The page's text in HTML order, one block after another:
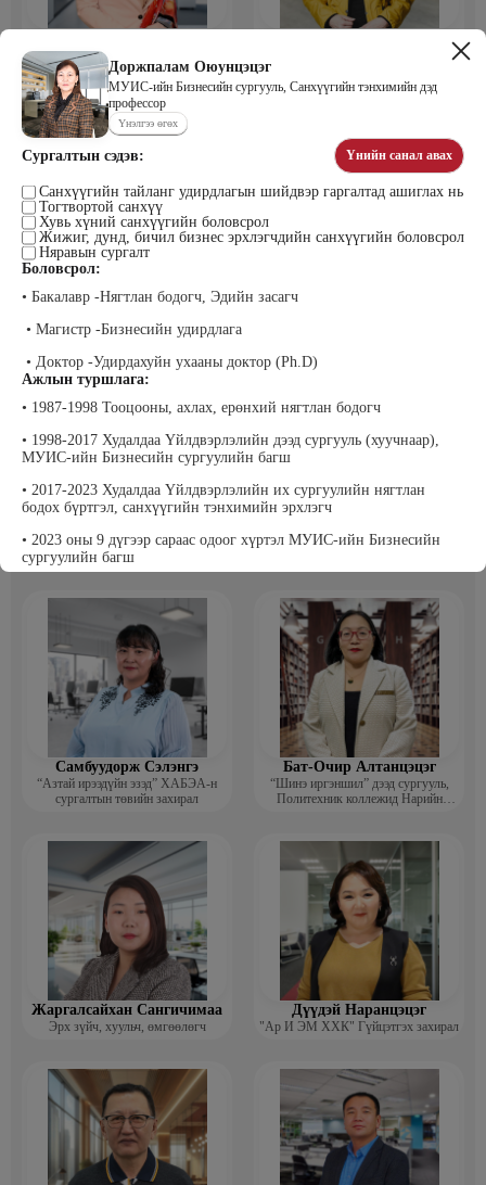
Доржпалам Оюунцэцэг
МУИС-ийн Бизнесийн сургууль, Санхүүгийн тэнхимийн дэд
профессор
Үнэлгээ өгөх
Сургалтын сэдэв: Үнийн санал авах
Санхүүгийн тайланг удирдлагын шийдвэр гаргалтад ашиглах нь
Тогтвортой санхүү
Хувь хүний санхүүгийн боловсрол
Жижиг, дунд, бичил бизнес эрхлэгчдийн санхүүгийн боловсрол
Няравын сургалт
Боловсрол:
• Бакалавр -Нягтлан бодогч, Эдийн засагч
• Магистр -Бизнесийн удирдлага
• Доктор -Удирдахуйн ухааны доктор (Ph.D)
Ажлын туршлага:
• 1987-1998 Тооцооны, ахлах, ерөнхий нягтлан бодогч
• 1998-2017 Худалдаа Үйлдвэрлэлийн дээд сургууль (хуучнаар),
МУИС-ийн Бизнесийн сургуулийн багш
• 2017-2023 Худалдаа Үйлдвэрлэлийн их сургуулийн нягтлан
бодох бүртгэл, санхүүгийн тэнхимийн эрхлэгч
• 2023 оны 9 дүгээр сараас одоог хүртэл МУИС-ийн Бизнесийн
сургуулийн багш
Удирдахуйн ухаан менежментийн
академийн захирал
Мөнгөнрейс Пүрэвдорж
Программист, График дизайнер,
Эрдэнэт үйлдвэрийн хүний нөөцийн
Хүнс, Хөдөө Аж Ахуйн Төсөл,
Судалгааны платформ -Үүсгэн
байгуулагч
Компьютер график дизайнер
Самбуудорж Сэлэнгэ
“Азтай ирээдүйн эзэд” ХАБЭА-н
сургалтын төвийн захирал
Бат-Очир Алтанцэцэг
“Шинэ иргэншил” дээд сургууль,
Политехник коллежид Нарийн
багш
Жаргалсайхан Сангичимаа
Эрх зүйч, хуульч, өмгөөлөгч
Дүүдэй Наранцэцэг
"Ар И ЭМ ХХК" Гүйцэтгэх захирал